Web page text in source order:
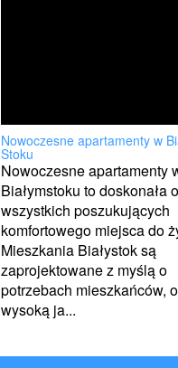
Nowoczesne apartamenty w
Stoku
Nowoczesne apartamenty
Białymstoku to doskonała
wszystkich poszukujących
komfortowego miejsca do
Mieszkania Białystok są
zaprojektowane z myślą o
potrzebach mieszkańców,
wysoką ja...